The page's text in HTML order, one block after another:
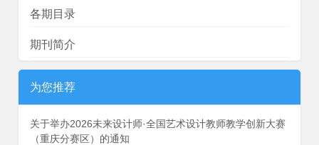
各期目录
期刊简介
为您推荐
关于举办2026未来设计师·全国艺术设计教师教学创新大赛
（重庆分赛区）的通知